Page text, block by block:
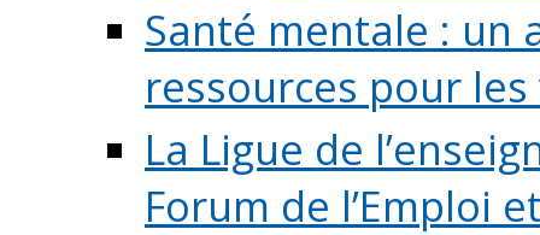
Santé mentale : un
ressources pour
La Ligue de
Forum de l’Emploi